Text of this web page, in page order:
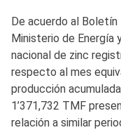
De acuerdo al
Ministerio de Energía
nacional de zinc
respecto al mes
producción
1’371,732 TMF
relación a similar